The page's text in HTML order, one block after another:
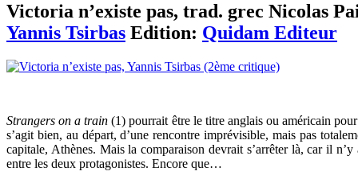
Victoria n’existe pas, trad. grec Nicolas
Yannis Tsirbas Edition: Quidam Editeur
Strangers on a train (1) pourrait être le titre anglais ou américain
s’agit bien, au départ, d’une rencontre imprévisible, mais pas
capitale, Athènes. Mais la comparaison devrait s’arrêter là, car il
entre les deux protagonistes. Encore que…